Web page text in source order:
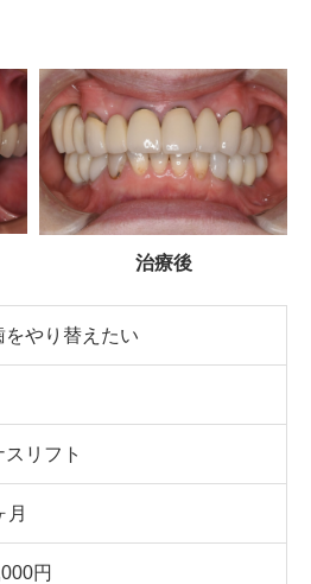
治療後
をやり替えたい
リフト
月
円